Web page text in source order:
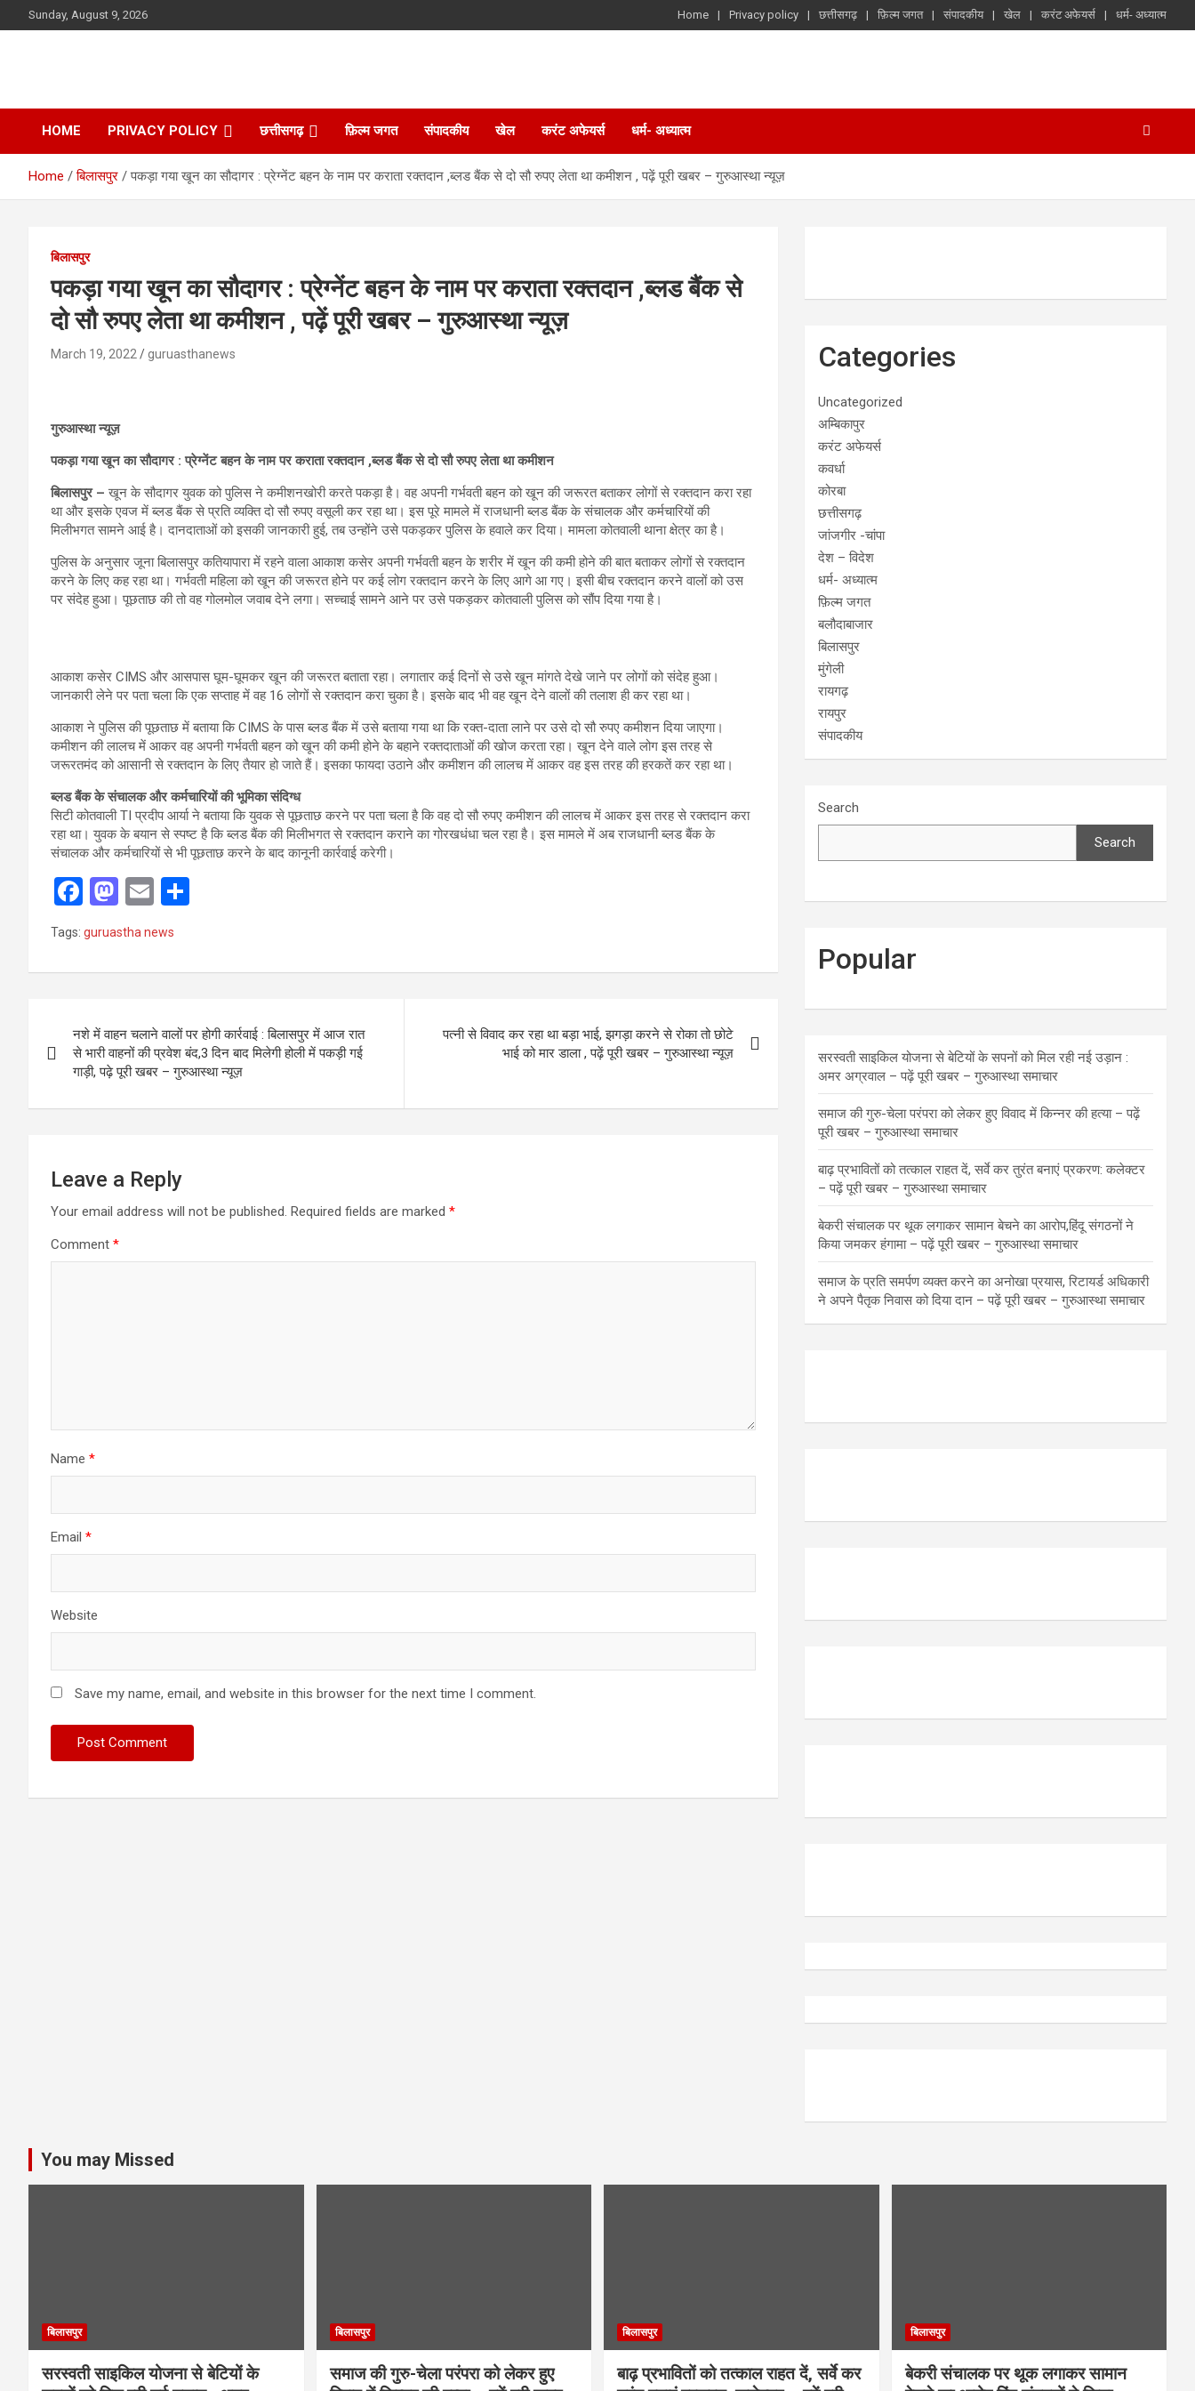
to
Sunday, August 9, 2026 Home Privacy policy छत्तीसगढ़ फ़िल्म जगत संपादकीय खेल करंट अफेयर्स धर्म- अध्यात्म
HOME PRIVACY POLICY छत्तीसगढ़ फ़िल्म जगत संपादकीय खेल करंट अफेयर्स धर्म- अध्यात्म
Home बिलासपुर पकड़ा गया खून का सौदागर : प्रेग्नेंट बहन के नाम पर कराता रक्तदान ,ब्लड बैंक से दो सौ रुपए लेता था कमीशन , पढ़ें पूरी खबर – गुरुआस्था न्यूज़
बिलासपुर
पकड़ा गया खून का सौदागर : प्रेग्नेंट बहन के नाम पर कराता रक्तदान ,ब्लड बैंक से
दो सौ रुपए लेता था कमीशन , पढ़ें पूरी खबर – गुरुआस्था न्यूज़
March 19, 2022 guruasthanews
गुरुआस्था न्यूज़
पकड़ा गया खून का सौदागर : प्रेग्नेंट बहन के नाम पर कराता रक्तदान ,ब्लड बैंक से दो सौ रुपए लेता था कमीशन
बिलासपुर – खून के सौदागर युवक को पुलिस ने कमीशनखोरी करते पकड़ा है। वह अपनी गर्भवती बहन को खून की जरूरत बताकर लोगों से रक्तदान करा रहा
था और इसके एवज में ब्लड बैंक से प्रति व्यक्ति दो सौ रुपए वसूली कर रहा था। इस पूरे मामले में राजधानी ब्लड बैंक के संचालक और कर्मचारियों की
मिलीभगत सामने आई है। दानदाताओं को इसकी जानकारी हुई, तब उन्होंने उसे पकड़कर पुलिस के हवाले कर दिया। मामला कोतवाली थाना क्षेत्र का है।
पुलिस के अनुसार जूना बिलासपुर कतियापारा में रहने वाला आकाश कसेर अपनी गर्भवती बहन के शरीर में खून की कमी होने की बात बताकर लोगों से रक्तदान
करने के लिए कह रहा था। गर्भवती महिला को खून की जरूरत होने पर कई लोग रक्तदान करने के लिए आगे आ गए। इसी बीच रक्तदान करने वालों को उस
पर संदेह हुआ। पूछताछ की तो वह गोलमोल जवाब देने लगा। सच्चाई सामने आने पर उसे पकड़कर कोतवाली पुलिस को सौंप दिया गया है।
आकाश कसेर CIMS और आसपास घूम-घूमकर खून की जरूरत बताता रहा। लगातार कई दिनों से उसे खून मांगते देखे जाने पर लोगों को संदेह हुआ।
जानकारी लेने पर पता चला कि एक सप्ताह में वह 16 लोगों से रक्तदान करा चुका है। इसके बाद भी वह खून देने वालों की तलाश ही कर रहा था।
आकाश ने पुलिस की पूछताछ में बताया कि CIMS के पास ब्लड बैंक में उसे बताया गया था कि रक्त-दाता लाने पर उसे दो सौ रुपए कमीशन दिया जाएगा।
कमीशन की लालच में आकर वह अपनी गर्भवती बहन को खून की कमी होने के बहाने रक्तदाताओं की खोज करता रहा। खून देने वाले लोग इस तरह से
जरूरतमंद को आसानी से रक्तदान के लिए तैयार हो जाते हैं। इसका फायदा उठाने और कमीशन की लालच में आकर वह इस तरह की हरकतें कर रहा था।
ब्लड बैंक के संचालक और कर्मचारियों की भूमिका संदिग्ध
सिटी कोतवाली TI प्रदीप आर्या ने बताया कि युवक से पूछताछ करने पर पता चला है कि वह दो सौ रुपए कमीशन की लालच में आकर इस तरह से रक्तदान करा
रहा था। युवक के बयान से स्पष्ट है कि ब्लड बैंक की मिलीभगत से रक्तदान कराने का गोरखधंधा चल रहा है। इस मामले में अब राजधानी ब्लड बैंक के
संचालक और कर्मचारियों से भी पूछताछ करने के बाद कानूनी कार्रवाई करेगी।
F
ce
b
o
k
M
a
st
o
o
n
E
ail
e
Tags: guruastha news
navigation
नशे में वाहन चलाने वालों पर होगी कार्रवाई : बिलासपुर में आज रात
से भारी वाहनों की प्रवेश बंद,3 दिन बाद मिलेगी होली में पकड़ी गई
गाड़ी, पढ़े पूरी खबर – गुरुआस्था न्यूज़
पत्नी से विवाद कर रहा था बड़ा भाई, झगड़ा करने से रोका तो छोटे
भाई को मार डाला , पढ़ें पूरी खबर – गुरुआस्था न्यूज़
Leave a Reply
Your email address will not be published. Required fields are marked *
Comment *
Name *
Email *
Website
Save my name, email, and website in this browser for the next time I comment.
Categories
Uncategorized
अम्बिकापुर
करंट अफेयर्स
कवर्धा
कोरबा
छत्तीसगढ़
जांजगीर -चांपा
देश – विदेश
धर्म- अध्यात्म
फ़िल्म जगत
बलौदाबाजार
बिलासपुर
मुंगेली
रायगढ़
रायपुर
संपादकीय
Search
Search
Popular
सरस्वती साइकिल योजना से बेटियों के सपनों को मिल रही नई उड़ान :
अमर अग्रवाल – पढ़ें पूरी खबर – गुरुआस्था समाचार
समाज की गुरु-चेला परंपरा को लेकर हुए विवाद में किन्नर की हत्या – पढ़ें
पूरी खबर – गुरुआस्था समाचार
बाढ़ प्रभावितों को तत्काल राहत दें, सर्वे कर तुरंत बनाएं प्रकरण: कलेक्टर
– पढ़ें पूरी खबर – गुरुआस्था समाचार
बेकरी संचालक पर थूक लगाकर सामान बेचने का आरोप,हिंदू संगठनों ने
किया जमकर हंगामा – पढ़ें पूरी खबर – गुरुआस्था समाचार
समाज के प्रति समर्पण व्यक्त करने का अनोखा प्रयास, रिटायर्ड अधिकारी
ने अपने पैतृक निवास को दिया दान – पढ़ें पूरी खबर – गुरुआस्था समाचार
You may Missed
बिलासपुर
सरस्वती साइकिल योजना से बेटियों के
बिलासपुर
समाज की गुरु-चेला परंपरा को लेकर हुए
बिलासपुर
बाढ़ प्रभावितों को तत्काल राहत दें, सर्वे कर
बिलासपुर
बेकरी संचालक पर थूक लगाकर सामान